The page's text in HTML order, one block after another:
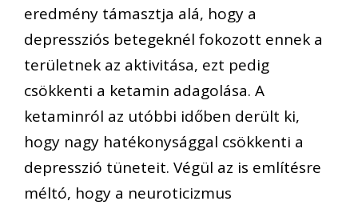
eredmény támasztja alá, hogy a
depressziós betegeknél fokozott ennek a
területnek az aktivitása, ezt pedig
csökkenti a ketamin adagolása. A
ketaminról az utóbbi időben derült ki,
hogy nagy hatékonysággal csökkenti a
depresszió tüneteit. Végül az is említésre
méltó, hogy a neuroticizmus